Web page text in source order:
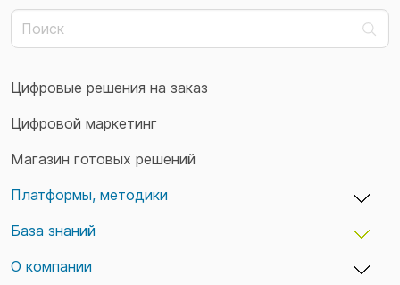
Цифровые решения на заказ
Цифровой маркетинг
Магазин готовых решений
Платформы, методики
adxCMS — бизнес-платформы и сайты
TaskTracker — учет времени и задач
База знаний
Кейсы
О компании